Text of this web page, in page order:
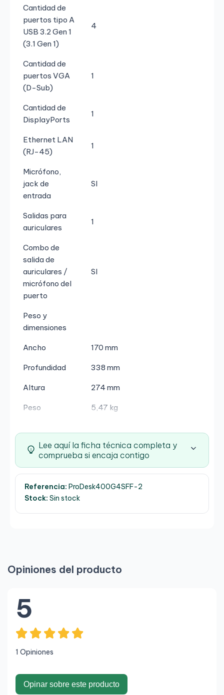
Cantidad de
puertos tipo A
USB 3.2 Gen 1
(3.1 Gen 1)
4
Cantidad de
puertos VGA
(D-Sub)
1
Cantidad de
DisplayPorts
1
Ethernet LAN
(RJ-45)
1
Micrófono,
jack de
entrada
SI
Salidas para
auriculares
1
Combo de
salida de
auriculares /
micrófono del
puerto
SI
Peso y
dimensiones
Ancho 170 mm
Profundidad 338 mm
Altura 274 mm
Peso 5,47 kg
Lee aquí la ficha técnica completa y
comprueba si encaja contigo
Referencia: ProDesk400G4SFF-2
Stock: Sin stock
Opiniones del producto
5
1 Opiniones
Opinar sobre este producto